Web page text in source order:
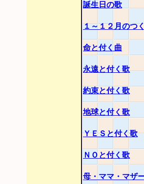
誕生日の歌
１～１２月のつ
命と付く曲
永遠と付く歌
約束と付く歌
地球と付く歌
ＹＥＳと付く歌
ＮＯと付く歌
母・ママ・マザ